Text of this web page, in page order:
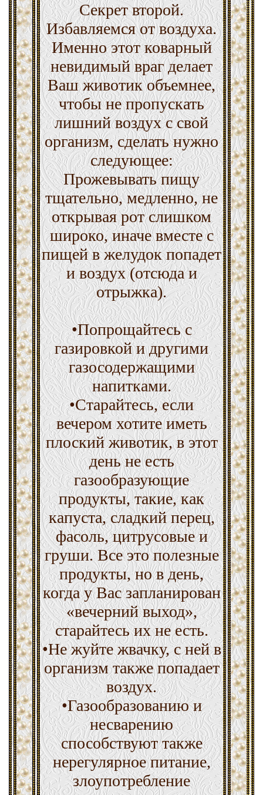
Секрет второй.
Избавляемся от воздуха.
Именно этот коварный
невидимый враг делает
Ваш животик объемнее,
чтобы не пропускать
лишний воздух с свой
организм, сделать нужно
следующее:
Прожевывать пищу
тщательно, медленно, не
открывая рот слишком
широко, иначе вместе с
пищей в желудок попадет
и воздух (отсюда и
отрыжка).
•Попрощайтесь с
газировкой и другими
газосодержащими
напитками.
•Старайтесь, если
вечером хотите иметь
плоский животик, в этот
день не есть
газообразующие
продукты, такие, как
капуста, сладкий перец,
фасоль, цитрусовые и
груши. Все это полезные
продукты, но в день,
когда у Вас запланирован
«вечерний выход»,
старайтесь их не есть.
•Не жуйте жвачку, с ней в
организм также попадает
воздух.
•Газообразованию и
несварению
способствуют также
нерегулярное питание,
злоупотребление